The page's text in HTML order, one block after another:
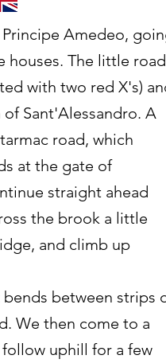
Amedeo,
houses. The little road
with two red X's)
Sant'Alessandro. A
road, which
at the gate of
straight ahead
the brook a little
and climb up
between strips
We then come to a
uphill for a few